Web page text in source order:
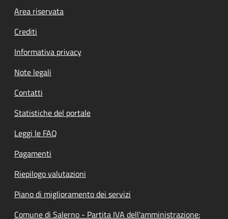
Footer menu
Area riservata
Crediti
Informativa privacy
Note legali
Contatti
Statistiche del portale
Leggi le FAQ
Pagamenti
Riepilogo valutazioni
Piano di miglioramento dei servizi
Comune di Salerno - Partita IVA dell'amministrazione: